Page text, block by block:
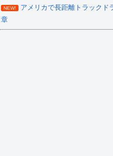
NEW!
アメリカで長距離トラックド
章